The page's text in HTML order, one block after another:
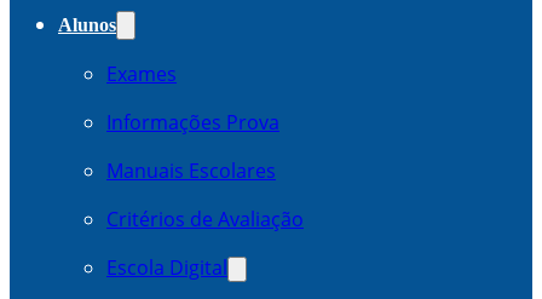
Alunos
Exames
Informações Prova
Manuais Escolares
Critérios de Avaliação
Escola Digital